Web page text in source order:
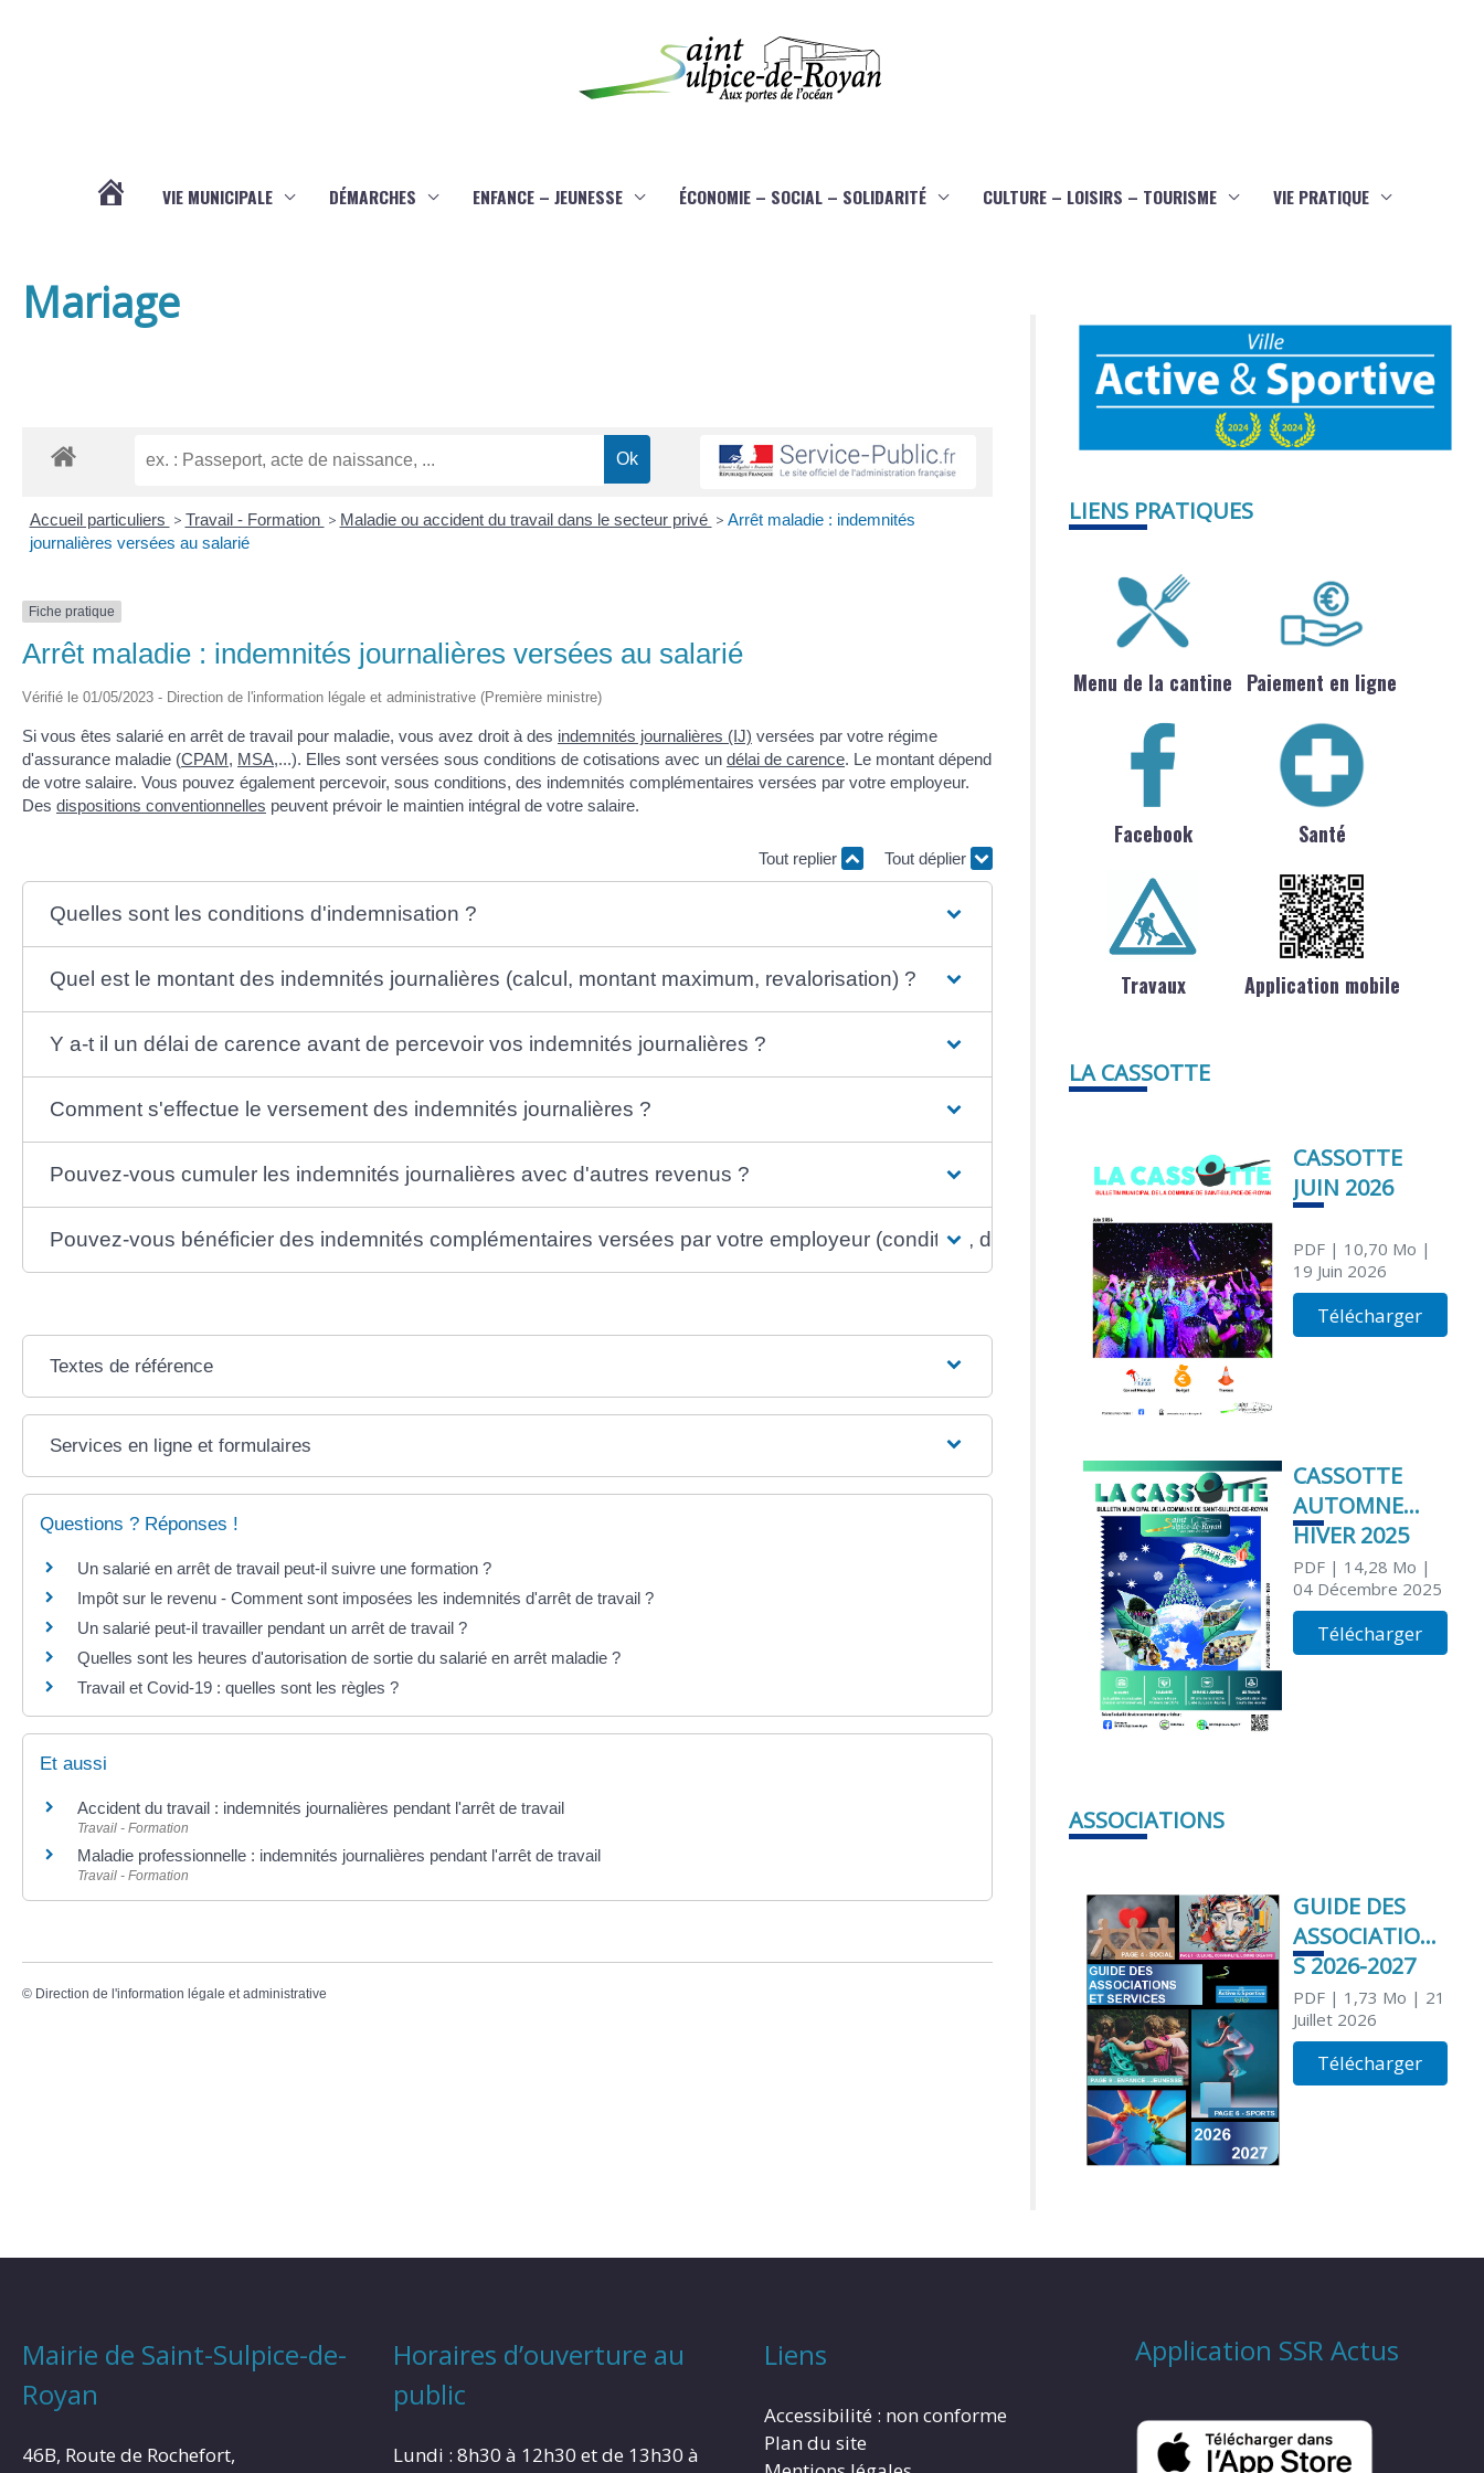
VIE MUNICIPALE DÉMARCHES ENFANCE – JEUNESSE ÉCONOMIE – SOCIAL – SOLIDARITÉ CULTURE – LOISIRS – TOURISME VIE PRATIQUE
Mariage
Accueil particuliers > Travail - Formation > Maladie ou accident du travail dans le secteur privé > Arrêt maladie : indemnités
journalières versées au salarié
Fiche pratique
Arrêt maladie : indemnités journalières versées au salarié
Vérifié le 01/05/2023 - Direction de l'information légale et administrative (Première ministre)
Si vous êtes salarié en arrêt de travail pour maladie, vous avez droit à des indemnités journalières (IJ) versées par votre régime
d'assurance maladie (CPAM, MSA,...). Elles sont versées sous conditions de cotisations avec un délai de carence. Le montant dépend
de votre salaire. Vous pouvez également percevoir, sous conditions, des indemnités complémentaires versées par votre employeur.
Des dispositions conventionnelles peuvent prévoir le maintien intégral de votre salaire.
Tout replier Tout déplier
Quelles sont les conditions d'indemnisation ?
Quel est le montant des indemnités journalières (calcul, montant maximum, revalorisation) ?
Y a-t il un délai de carence avant de percevoir vos indemnités journalières ?
Comment s'effectue le versement des indemnités journalières ?
Pouvez-vous cumuler les indemnités journalières avec d'autres revenus ?
Pouvez-vous bénéficier des indemnités complémentaires versées par votre employeur (condition, durée, carence, montant) ?
Textes de référence
Services en ligne et formulaires
Questions ? Réponses !
Un salarié en arrêt de travail peut-il suivre une formation ?
Impôt sur le revenu - Comment sont imposées les indemnités d'arrêt de travail ?
Un salarié peut-il travailler pendant un arrêt de travail ?
Quelles sont les heures d'autorisation de sortie du salarié en arrêt maladie ?
Travail et Covid-19 : quelles sont les règles ?
Et aussi
Accident du travail : indemnités journalières pendant l'arrêt de travail
Travail - Formation
Maladie professionnelle : indemnités journalières pendant l'arrêt de travail
Travail - Formation
© Direction de l'information légale et administrative
LIENS PRATIQUES
Menu de la cantine Paiement en ligne
Facebook Santé
Travaux Application mobile
LA CASSOTTE
CASSOTTE
JUIN 2026
PDF| 10,70 Mo |
19 Juin 2026
Télécharger
CASSOTTE
AUTOMNE
HIVER 2025
PDF| 14,28 Mo |
04 Décembre 2025
Télécharger
ASSOCIATIONS
GUIDE DES
ASSOCIATION
S 2026-2027
PDF| 1,73 Mo | 21
Juillet 2026
Télécharger
Mairie de Saint-Sulpice-de-
Royan
46B, Route de Rochefort,
Horaires d’ouverture au
public
Lundi : 8h30 à 12h30 et de 13h30 à
Liens
Accessibilité : non conforme
Plan du site
Application SSR Actus